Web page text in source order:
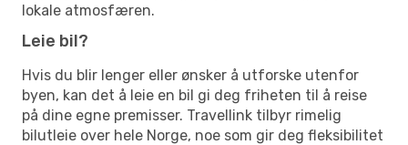
lokale atmosfæren.
Leie bil?
Hvis du blir lenger eller ønsker å utforske utenfor
byen, kan det å leie en bil gi deg friheten til å reise
på dine egne premisser. Travellink tilbyr rimelig
bilutleie over hele Norge, noe som gir deg fleksibilitet